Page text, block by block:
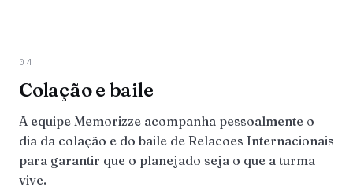
04
Colação e baile
A equipe Memorizze acompanha pessoalmente o
dia da colação e do baile de Relacoes Internacionais
para garantir que o planejado seja o que a turma
vive.